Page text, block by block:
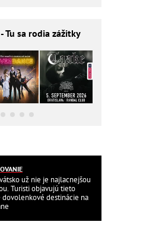
Tu sa rodia zážitky
už nie je najlacnejšou
Turisti objavujú tieto
dovolenkové destinácie na